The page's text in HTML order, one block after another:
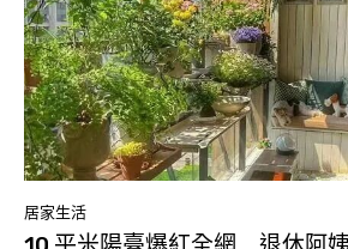
居家生活